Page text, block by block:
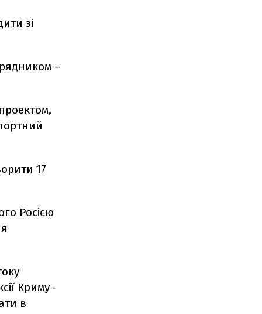
зі
–
17
Росією
Криму -
в